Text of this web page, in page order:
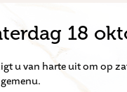
18
u van harte uit om op